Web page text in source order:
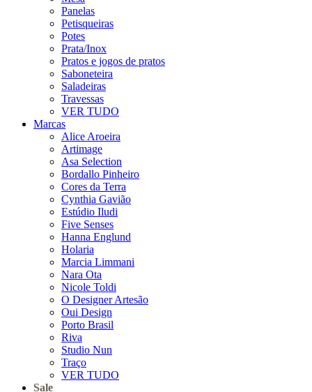
Panelas
Petisqueiras
Potes
Prata/Inox
Pratos e jogos de pratos
Saboneteira
Saladeiras
Travessas
VER TUDO
Marcas
Alice Aroeira
Artimage
Asa Selection
Bordallo Pinheiro
Cores da Terra
Cynthia Gavião
Estúdio Iludi
Five Senses
Hanna Englund
Holaria
Marcia Limmani
Nara Ota
Nicole Toldi
O Designer Artesão
Oui Design
Porto Brasil
Riva
Studio Nun
Traço
VER TUDO
Sale